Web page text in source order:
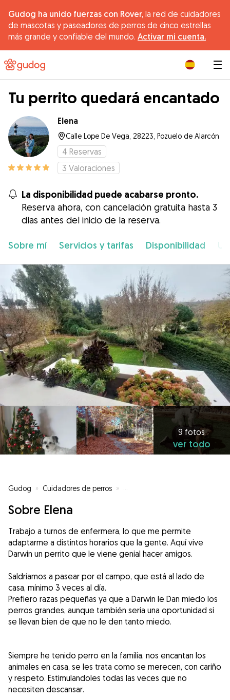
Gudog ha unido fuerzas con Rover, la red de cuidadores
de mascotas y paseadores de perros de cinco estrellas
más grande y confiable del mundo. Activar mi cuenta.
Tu perrito quedará encantado
Elena
Calle Lope De Vega, 28223, Pozuelo de Alarcón
4 Reservas
3 Valoraciones
La disponibilidad puede acabarse pronto.
Reserva ahora, con cancelación gratuita hasta 3
días antes del inicio de la reserva.
Sobre mí Servicios y tarifas Disponibilidad
9 fotos
ver todo
Gudog » Cuidadores de perros » Cuidadores de perros en
Sobre Elena
Trabajo a turnos de enfermera, lo que me permite
adaptarme a distintos horarios que la gente. Aquí vive
Darwin un perrito que le viene genial hacer amigos.
Saldríamos a pasear por el campo, que está al lado de
casa, mínimo 3 veces al día.
Prefiero razas pequeñas ya que a Darwin le Dan miedo los
perros grandes, aunque también sería una oportunidad si
se llevan bien de que no le den tanto miedo.
Siempre he tenido perro en la familia, nos encantan los
animales en casa, se les trata como se merecen, con cariño
y respeto. Estimulandoles todas las veces que no
necesiten descansar.